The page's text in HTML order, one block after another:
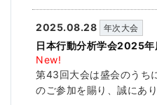
2025.08.28 年次大会
日本行動分析学会2025
New!
第43回大会は盛会のうち
のご参加を賜り、誠にあ